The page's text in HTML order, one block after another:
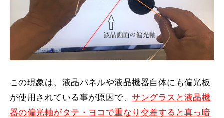
この現象は、液晶パネルや液晶機器自体にも偏光板
が使用されている事が原因で、サングラスと液晶機
器の偏光軸がタテ・ヨコで重なり交差すると真っ暗